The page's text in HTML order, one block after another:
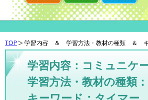
TOP 学習内容 ＆ 学習方法・教材の種類 ＆ キ
学習内容：コミュニケ
学習方法・教材の種類